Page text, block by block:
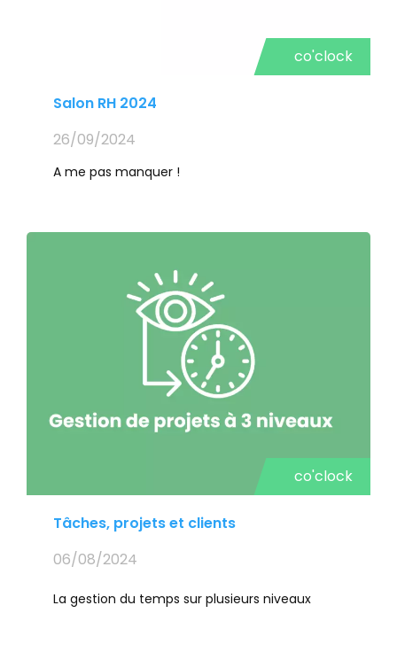
co'clock
Salon RH 2024
26/09/2024
A me pas manquer !
co'clock
Tâches, projets et clients
06/08/2024
La gestion du temps sur plusieurs niveaux